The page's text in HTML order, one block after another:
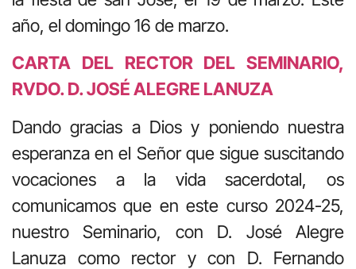
año, el domingo 16 de marzo.
CARTA DEL RECTOR DEL SEMINARIO,
RVDO. D. JOSÉ ALEGRE LANUZA
Dando gracias a Dios y poniendo nuestra
esperanza en el Señor que sigue suscitando
vocaciones a la vida sacerdotal, os
comunicamos que en este curso 2024-25,
nuestro Seminario, con D. José Alegre
Lanuza como rector y con D. Fernando